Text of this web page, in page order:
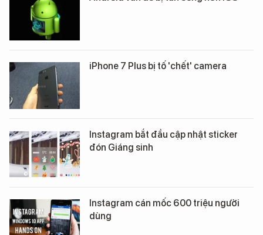
iPhone 7 Plus bị tố 'chết' camera
Instagram bắt đầu cập nhật sticker
đón Giáng sinh
Instagram cán mốc 600 triệu người
dùng